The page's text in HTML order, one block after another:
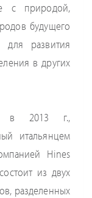
с природой,
будущего
для развития
в других
в 2013 г.,
итальянцем
Hines
из двух
разделенных